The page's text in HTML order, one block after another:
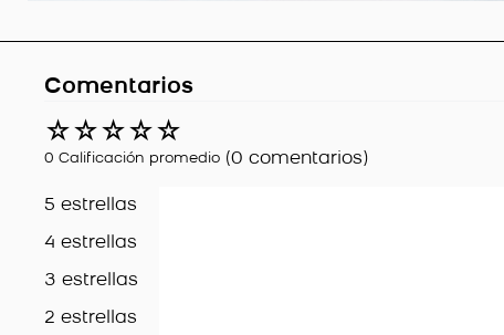
Comentarios
☆☆☆☆☆
0 Calificación promedio (0 comentarios)
5 estrellas
4 estrellas
3 estrellas
2 estrellas